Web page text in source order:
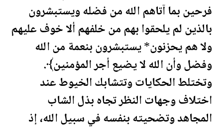
فرحين بما آتاهم الله من فضله ويستبشرون
بالذين لم يلحقوا بهم من خلفهم ألا خوف عليهم
ولا هم يحزنون* يستبشرون بنعمة من الله
وفضل وأن الله لا يضيع أجر المؤمنين﴾.
وتختلط الحكايات وتتشابك الخيوط عند
اختلاف وجهات النظر تجاه بذل الشاب
المجاهد وتضحيته بنفسه في سبيل الله، إذ